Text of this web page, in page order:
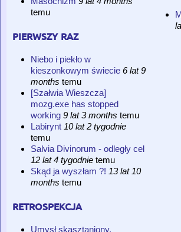
temu
pierwszy raz
Niebo i piekło w
kieszonkowym świecie 6 lat 9
months temu
[Szałwia Wieszcza]
mozg.exe has stopped
working 9 lat 3 months temu
Labirynt 10 lat 2 tygodnie
temu
Salvia Divinorum - odległy cel
12 lat 4 tygodnietemu
Skąd ja wyszłam ?! 13 lat 10
months temu
retrospekcja
Umysł skasztaniony,